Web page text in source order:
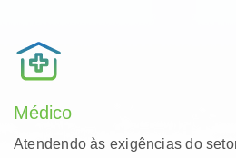
Médico
Atendendo às exigências do